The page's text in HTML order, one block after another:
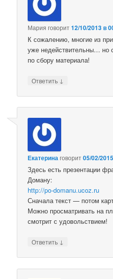
Мария говорит12/10/2013 в
К сожалению, многие из
уже недействительны… но
по сбору материала!
Ответить ↓
Екатеринаговорит05/02/
Здесь есть презентации
Доману:
http://po-domanu.ucoz.ru
Сначала текст — потом
Можно просматривать на
смотрит с удовольствием!
Ответить ↓